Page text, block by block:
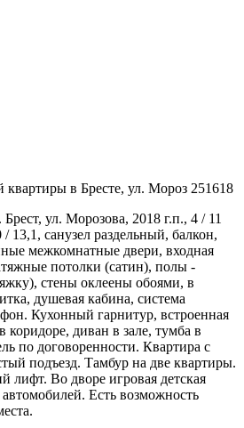
в Бресте, ул. Мороз 251618
Брест, ул. Морозова, 2018 г.п., 4 / 11
13,1, санузел раздельный, балкон,
межкомнатные двери, входная
потолки (сатин), полы -
стены оклеены обоями, в
душевая кабина, система
Кухонный гарнитур, встроенная
диван в зале, тумба в
по договоренности. Квартира с
подъезд. Тамбур на две квартиры.
лифт. Во дворе игровая детская
Есть возможность